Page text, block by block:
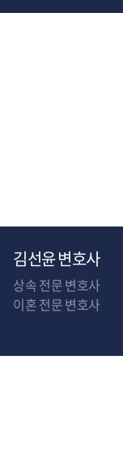
김선윤 변호사
상속 전문 변호사
이혼 전문 변호사